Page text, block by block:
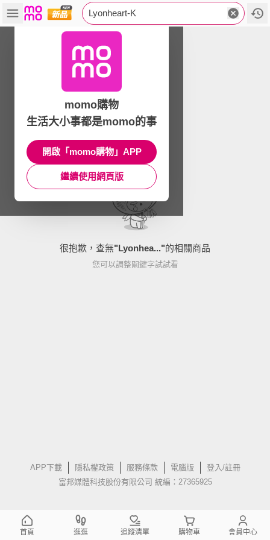
Lyonheart-K
很抱歉，查無"Lyonhea..."的相關商品
您可以調整關鍵字試試看
APP下載 隱私權政策 服務條款 電腦版
登入/註冊
富邦媒體科技股份有限公司 統編：27365925
momo購物
生活大小事都是momo的事
開啟「momo購物」APP
繼續使用網頁版
首頁 逛逛 追蹤清單 購物車 會員中心